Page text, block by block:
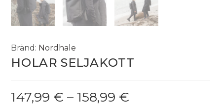
Bränd: Nordhale
HOLAR SELJAKOTT
147,99 € – 158,99 €